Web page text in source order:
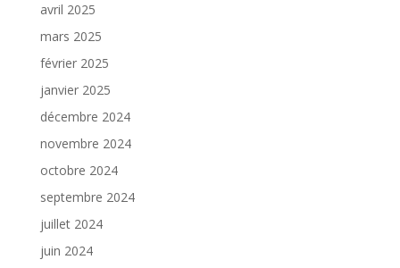
avril 2025
mars 2025
février 2025
janvier 2025
décembre 2024
novembre 2024
octobre 2024
septembre 2024
juillet 2024
juin 2024